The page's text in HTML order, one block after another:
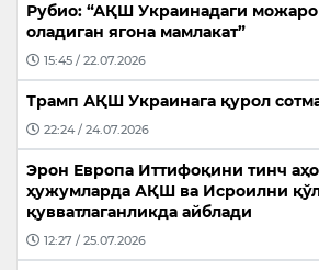
Рубио: “АҚШ Украинадаги
оладиган ягона мамлакат”
15:45 / 22.07.2026
Трамп АҚШ Украинага қурол
22:24 / 24.07.2026
Эрон Европа Иттифоқини тинч
ҳужумларда АҚШ ва Исроилни
қувватлаганликда айблади
12:27 / 25.07.2026